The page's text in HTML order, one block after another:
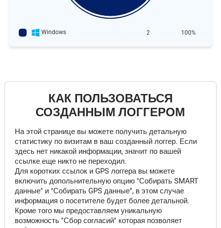
Windows 2 100%
КАК ПОЛЬЗОВАТЬСЯ
СОЗДАННЫМ ЛОГГЕРОМ
На этой странице вы можете получить детальную
статистику по визитам в ваш созданный логгер. Если
здесь нет никакой информации, значит по вашей
ссылке еще никто не переходил.
Для коротких ссылок и GPS логгера вы можете
включить допольнительную опцию "Собирать SMART
данные" и "Собирать GPS данные", в этом случае
информация о посетителе будет более детальной.
Кроме того мы предоставляем уникальную
возможность "Сбор согласий" которая позволяет